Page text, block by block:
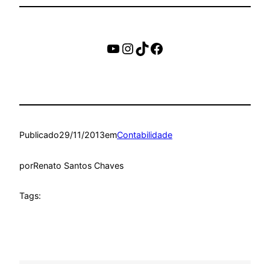
https://
Instagram
TikTok
Facebook
Publicado29/11/2013emContabilidade
porRenato Santos Chaves
Tags: